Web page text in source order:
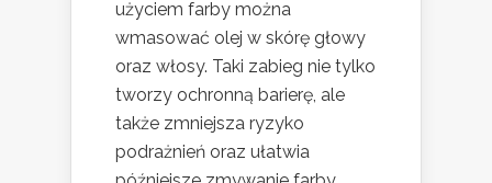
użyciem farby można
wmasować olej w skórę głowy
oraz włosy. Taki zabieg nie tylko
tworzy ochronną barierę, ale
także zmniejsza ryzyko
podrażnień oraz ułatwia